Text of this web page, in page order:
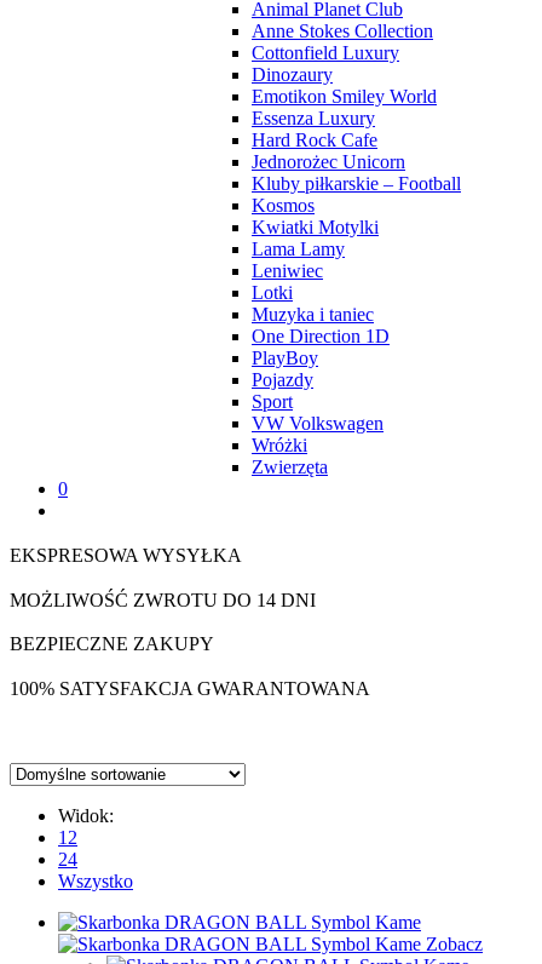
Animal Planet Club
Anne Stokes Collection
Cottonfield Luxury
Dinozaury
Emotikon Smiley World
Essenza Luxury
Hard Rock Cafe
Jednorożec Unicorn
Kluby piłkarskie – Football
Kosmos
Kwiatki Motylki
Lama Lamy
Leniwiec
Lotki
Muzyka i taniec
One Direction 1D
PlayBoy
Pojazdy
Sport
VW Volkswagen
Wróżki
Zwierzęta
0
EKSPRESOWA WYSYŁKA
MOŻLIWOŚĆ ZWROTU DO 14 DNI
BEZPIECZNE ZAKUPY
100% SATYSFAKCJA GWARANTOWANA
Widok:
12
24
Wszystko
Zobacz